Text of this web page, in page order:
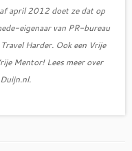
april 2012 doet ze dat op
eigenaar van PR-bureau
Harder. Ook een Vrije
Mentor! Lees meer over